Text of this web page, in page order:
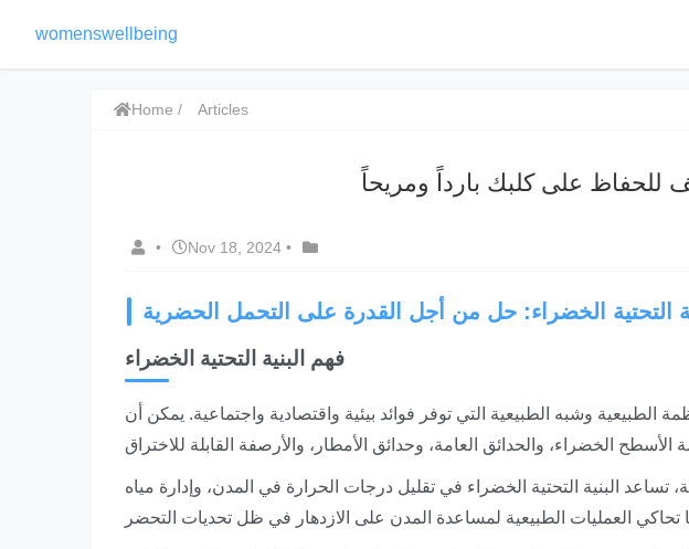
womenswellbeing
Home Articles
للحفاظ على كلبك بارداً ومريحاً
• Nov 18, 2024 •
التحتية الخضراء: حل من أجل القدرة على التحمل الحضرية
فهم البنية التحتية الخضراء
الطبيعية وشبه الطبيعية التي توفر فوائد بيئية واقتصادية واجتماعية. يمكن أن
تساعد البنية التحتية الخضراء في تقليل درجات الحرارة في المدن، وإدارة مياه